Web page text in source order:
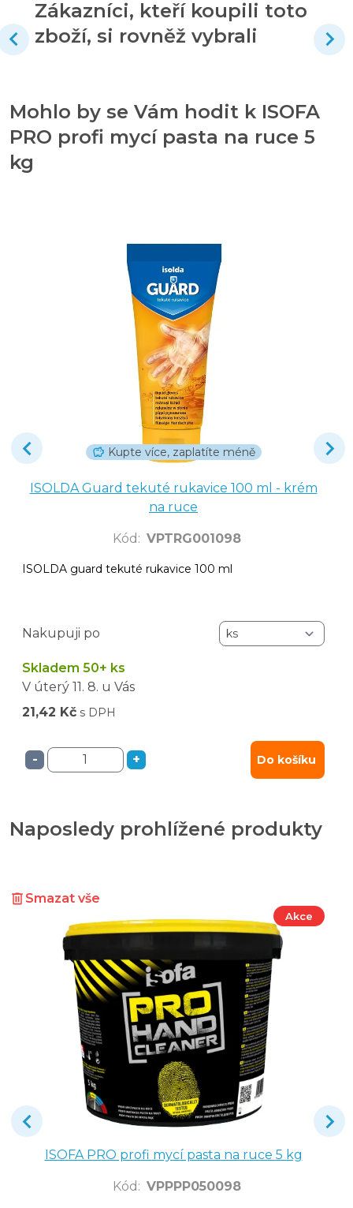
Zákazníci, kteří koupili toto
zboží, si rovněž vybrali
Mohlo by se Vám hodit k ISOFA
PRO profi mycí pasta na ruce 5
kg
Kupte více, zaplatíte méně
ISOLDA Guard tekuté rukavice 100 ml - krém
na ruce
Kód : VPTRG001098
ISOLDA guard tekuté rukavice 100 ml
Nakupuji po
Skladem 50+ ks
V úterý 11. 8. u Vás
21,42 Kč s DPH
- + Do košíku
Naposledy prohlížené produkty
Smazat vše
Akce
ISOFA PRO profi mycí pasta na ruce 5 kg
Kód : VPPPP050098